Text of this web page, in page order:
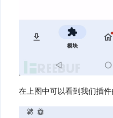
在上图中可以看到我们插件